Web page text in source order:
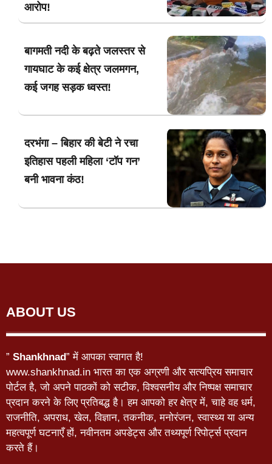
आरोप!
बागमती नदी के बढ़ते जलस्तर से
गायघाट के कई क्षेत्र जलमगन,
कई जगह सड़क ध्वस्त!
दरभंगा – बिहार की बेटी ने रचा
इतिहास पहली महिला ‘टॉप गन’
बनी भावना कंठ!
ABOUT US
” Shankhnad” में आपका स्वागत है!
www.shankhnad.in भारत का एक अग्रणी और सत्यप्रिय समाचार
पोर्टल है, जो अपने पाठकों को सटीक, विश्वसनीय और निष्पक्ष समाचार
प्रदान करने के लिए प्रतिबद्ध है। हम आपको हर क्षेत्र में, चाहे वह धर्म,
राजनीति, अपराध, खेल, विज्ञान, तकनीक, मनोरंजन, स्वास्थ्य या अन्य
महत्वपूर्ण घटनाएँ हों, नवीनतम अपडेट्स और तथ्यपूर्ण रिपोर्ट्स प्रदान
करते हैं।